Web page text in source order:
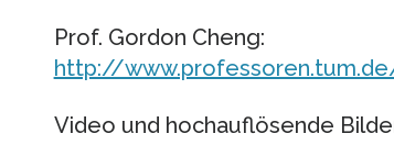
Prof. Gordon Cheng:
http://
Video und hochauflösende